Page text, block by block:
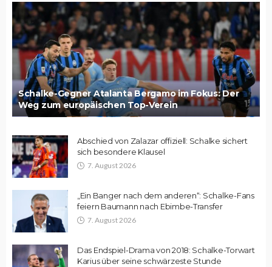
Schalke-Gegner Atalanta Bergamo im Fokus: Der
Weg zum europäischen Top-Verein
Abschied von Zalazar offiziell: Schalke sichert
sich besondere Klausel
7. August 2026
„Ein Banger nach dem anderen“: Schalke-Fans
feiern Baumann nach Ebimbe-Transfer
7. August 2026
Das Endspiel-Drama von 2018: Schalke-Torwart
Karius über seine schwärzeste Stunde